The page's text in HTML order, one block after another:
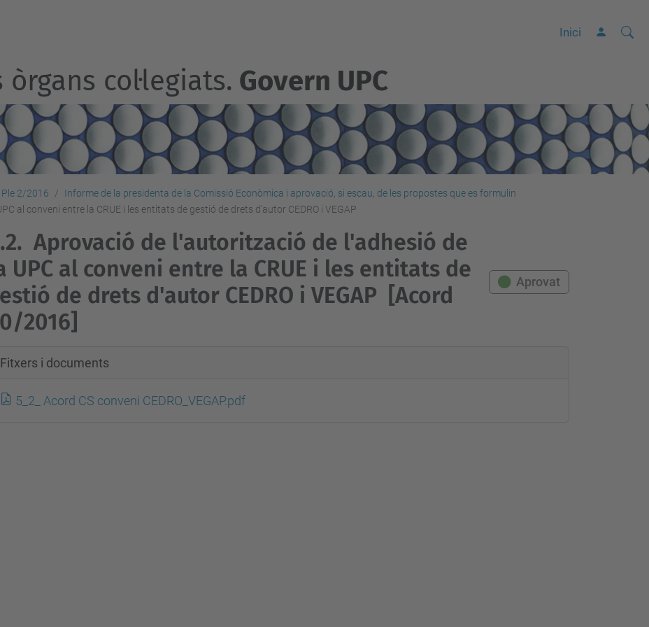
Inici Cerca
C
a
a
v
a
col·legiats. Govern UPC
Ple 2/2016
Informe de la presidenta de la Comissió Econòmica i aprovació, si escau, de les propostes que es formulin
al conveni entre la CRUE i les entitats de gestió de drets d'autor CEDRO i VEGAP
Aprovació de l'autorització de l'adhesió de
UPC al conveni entre la CRUE i les entitats de
de drets d'autor CEDRO i VEGAP
[Acord
2016]
Aprovat
Fitxers i documents
5_2_ Acord CS conveni CEDRO_VEGAP.pdf